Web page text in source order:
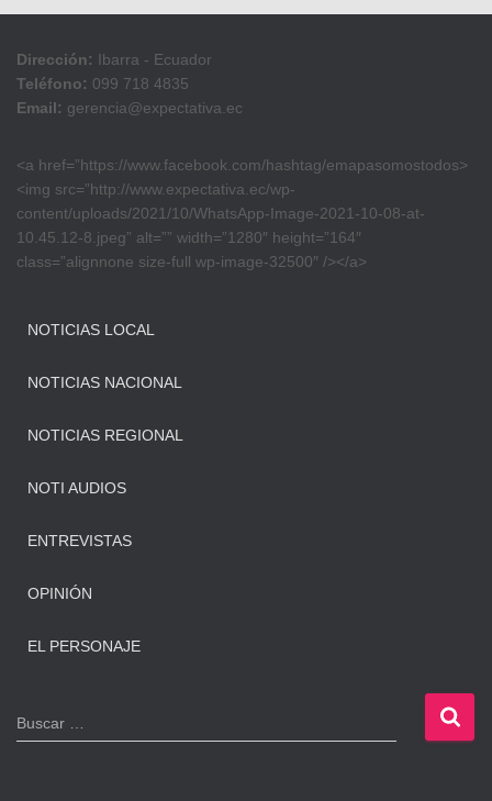
Dirección: Ibarra - Ecuador
Teléfono: 099 718 4835
Email: gerencia@expectativa.ec
<a href=”https://www.facebook.com/hashtag/emapasomostodos>
<img src=”http://www.expectativa.ec/wp-
content/uploads/2021/10/WhatsApp-Image-2021-10-08-at-
10.45.12-8.jpeg” alt=”” width=”1280″ height=”164″
class=”alignnone size-full wp-image-32500″ /></a>
NOTICIAS LOCAL
NOTICIAS NACIONAL
NOTICIAS REGIONAL
NOTI AUDIOS
ENTREVISTAS
OPINIÓN
EL PERSONAJE
B
u
Buscar …